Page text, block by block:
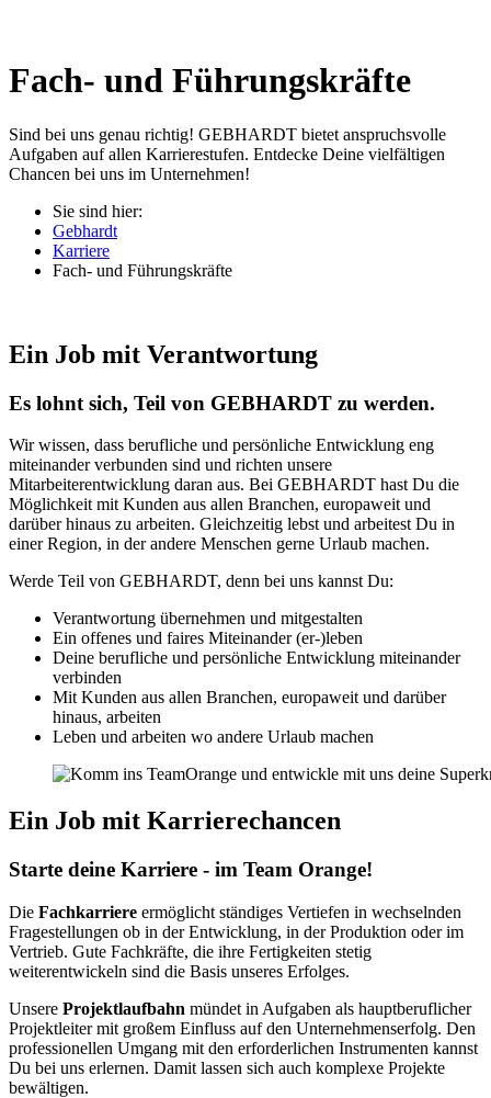
Fach- und Führungskräfte
Sind bei uns genau richtig! GEBHARDT bietet anspruchsvolle
Aufgaben auf allen Karrierestufen. Entdecke Deine vielfältigen
Chancen bei uns im Unternehmen!
Sie sind hier:
Gebhardt
Karriere
Fach- und Führungskräfte
Ein Job mit Verantwortung
Es lohnt sich, Teil von GEBHARDT zu werden.
Wir wissen, dass berufliche und persönliche Entwicklung eng
miteinander verbunden sind und richten unsere
Mitarbeiterentwicklung daran aus. Bei GEBHARDT hast Du die
Möglichkeit mit Kunden aus allen Branchen, europaweit und
darüber hinaus zu arbeiten. Gleichzeitig lebst und arbeitest Du in
einer Region, in der andere Menschen gerne Urlaub machen.
Werde Teil von GEBHARDT, denn bei uns kannst Du:
Verantwortung übernehmen und mitgestalten
Ein offenes und faires Miteinander (er-)leben
Deine berufliche und persönliche Entwicklung miteinander
verbinden
Mit Kunden aus allen Branchen, europaweit und darüber
hinaus, arbeiten
Leben und arbeiten wo andere Urlaub machen
Ein Job mit Karrierechancen
Starte deine Karriere - im Team Orange!
Die Fachkarriere ermöglicht ständiges Vertiefen in wechselnden
Fragestellungen ob in der Entwicklung, in der Produktion oder im
Vertrieb. Gute Fachkräfte, die ihre Fertigkeiten stetig
weiterentwickeln sind die Basis unseres Erfolges.
Unsere Projektlaufbahn mündet in Aufgaben als hauptberuflicher
Projektleiter mit großem Einfluss auf den Unternehmenserfolg. Den
professionellen Umgang mit den erforderlichen Instrumenten kannst
Du bei uns erlernen. Damit lassen sich auch komplexe Projekte
bewältigen.